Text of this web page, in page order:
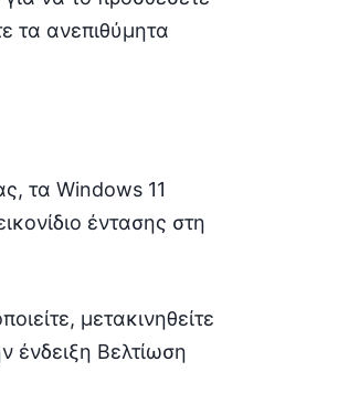
τα ανεπιθύμητα
τα Windows 11
έντασης στη
μετακινηθείτε
ένδειξη Βελτίωση